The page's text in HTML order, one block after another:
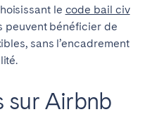
le code bail civ
peuvent bénéficier de
sans l’encadrement
sur Airbnb